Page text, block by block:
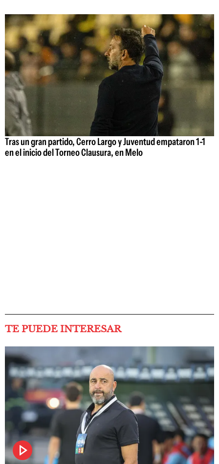
Tras un gran partido, Cerro Largo y Juventud empataron 1-1
en el inicio del Torneo Clausura, en Melo
TE PUEDE INTERESAR